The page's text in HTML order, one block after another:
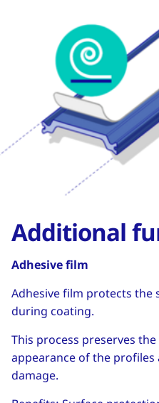
Additional
Adhesive film
Adhesive film protects
during coating.
This process preserves
appearance of the
damage.